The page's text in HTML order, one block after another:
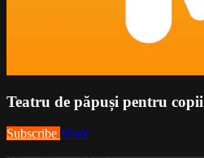
Teatru de păpuși pentru copii
Subscribe Share